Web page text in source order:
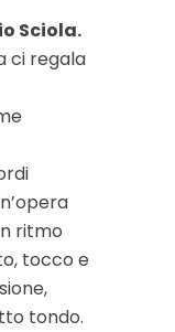
Sciola.
ci regala
ritmo
tocco e
tondo.